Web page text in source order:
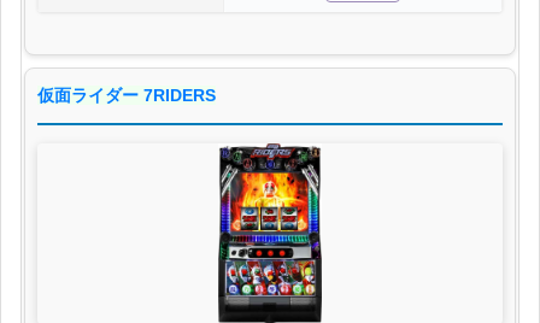
仮面ライダー 7RIDERS